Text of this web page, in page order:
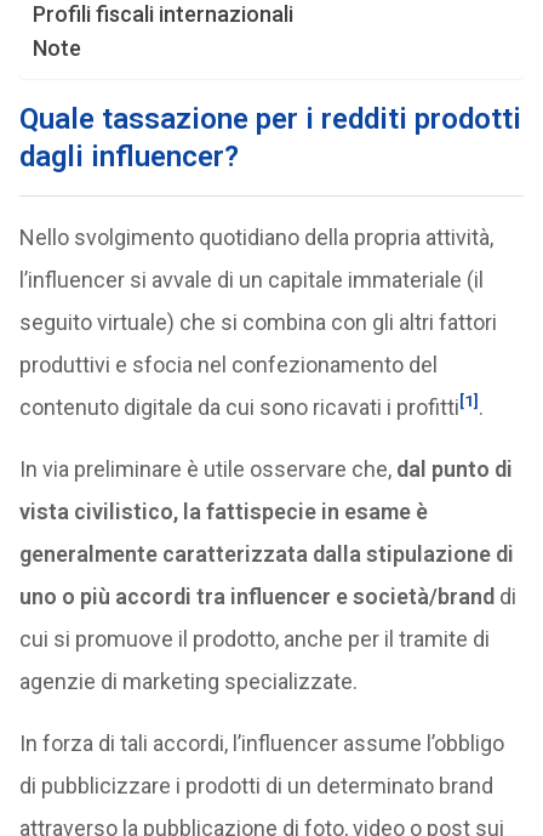
Profili fiscali internazionali
Note
Quale tassazione per i redditi prodotti
dagli influencer?
Nello svolgimento quotidiano della propria attività,
l’influencer si avvale di un capitale immateriale (il
seguito virtuale) che si combina con gli altri fattori
produttivi e sfocia nel confezionamento del
contenuto digitale da cui sono ricavati i profitti[1] .
In via preliminare è utile osservare che, dal punto di
vista civilistico, la fattispecie in esame è
generalmente caratterizzata dalla stipulazione di
uno o più accordi tra influencer e società/brand di
cui si promuove il prodotto, anche per il tramite di
agenzie di marketing specializzate.
In forza di tali accordi, l’influencer assume l’obbligo
di pubblicizzare i prodotti di un determinato brand
attraverso la pubblicazione di foto, video o post sui